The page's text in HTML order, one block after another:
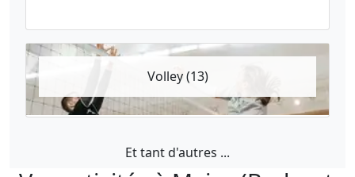
Volley (13)
Et tant d'autres ...